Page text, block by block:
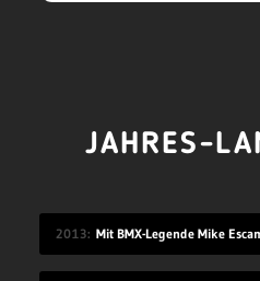
JAHRES-
2013